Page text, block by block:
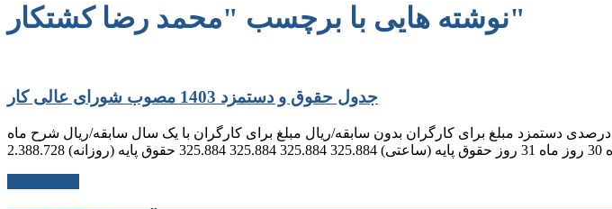
نوشته هایی با برچسب "محمد رضا کشتکار"
جدول حقوق و دستمزد 1403 مصوب شورای عالی کار
جدول حقوق و دستمزد 1403 مصوب شورای عالی کار جدول حقوق سال 1403 کارگران با افزایش 35 درصدی دستمزد مبلغ برای کارگران بدون سابقه/ریال مبلغ برای کارگران با یک سال سابقه/ریال شرح ماه